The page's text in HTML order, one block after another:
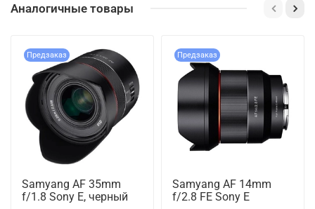
Аналогичные товары
Предзаказ
Samyang AF 35mm
f/1.8 Sony E, черный
Предзаказ
Samyang AF 14mm
f/2.8 FE Sony E